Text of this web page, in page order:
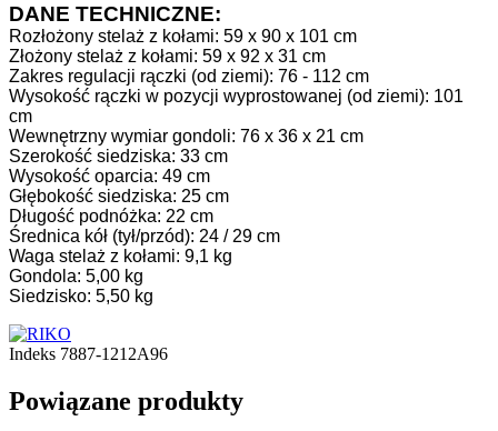
DANE TECHNICZNE:
Rozłożony stelaż z kołami: 59 x 90 x 101 cm
Złożony stelaż z kołami: 59 x 92 x 31 cm
Zakres regulacji rączki (od ziemi): 76 - 112 cm
Wysokość rączki w pozycji wyprostowanej (od ziemi): 101
cm
Wewnętrzny wymiar gondoli: 76 x 36 x 21 cm
Szerokość siedziska: 33 cm
Wysokość oparcia: 49 cm
Głębokość siedziska: 25 cm
Długość podnóżka: 22 cm
Średnica kół (tył/przód): 24 / 29 cm
Waga stelaż z kołami: 9,1 kg
Gondola: 5,00 kg
Siedzisko: 5,50 kg
Indeks 7887-1212A96
Powiązane produkty